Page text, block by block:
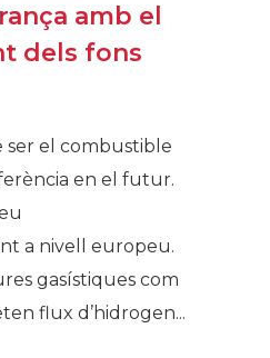
amb el
dels fons
ser el combustible
en el futur.
a nivell europeu.
gasístiques com
flux d’hidrogen...